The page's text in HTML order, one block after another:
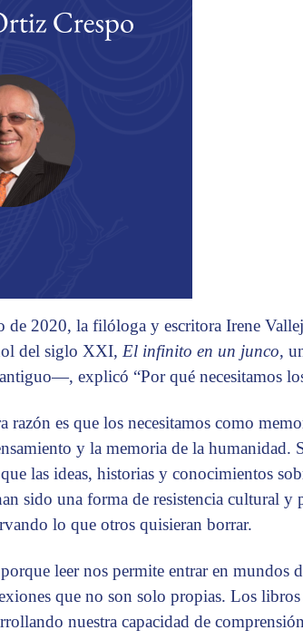
de 2020, la filóloga y escritora Irene
del siglo XXI, El infinito en un junco,
explicó “Por qué necesitamos
razón es que los necesitamos como
y la memoria de la humanidad.
las ideas, historias y conocimientos
sido una forma de resistencia cultural y
lo que otros quisieran borrar.
leer nos permite entrar en mundos
que no son solo propias. Los libros
nuestra capacidad de